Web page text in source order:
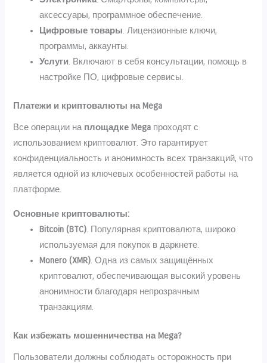
аксессуары, программное обеспечение.
Цифровые товары. Лицензионные ключи,
программы, аккаунты.
Услуги. Включают в себя консультации, помощь в
настройке ПО, цифровые сервисы.
Платежи и криптовалюты на Mega
Все операции на площадке Mega проходят с
использованием криптовалют. Это гарантирует
конфиденциальность и анонимность всех транзакций, что
является одной из ключевых особенностей работы на
платформе.
Основные криптовалюты:
Bitcoin (BTC). Популярная криптовалюта, широко
используемая для покупок в даркнете.
Monero (XMR). Одна из самых защищённых
криптовалют, обеспечивающая высокий уровень
анонимности благодаря непрозрачным
транзакциям.
Как избежать мошенничества на Mega?
Пользователи должны соблюдать осторожность при